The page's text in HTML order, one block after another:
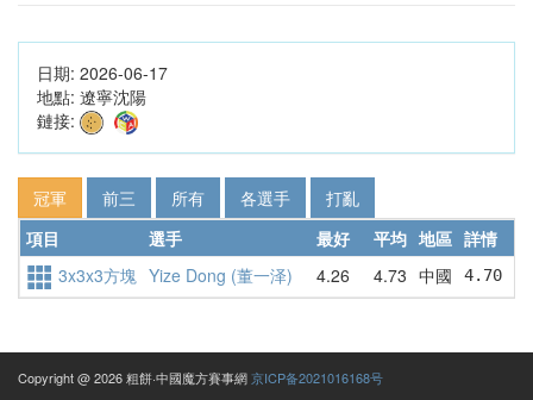
日期: 2026-06-17
地點: 遼寧沈陽
鏈接:
冠軍 前三 所有 各選手
打亂
項目
選手 最好 平均 地區 詳情
3x3x3方塊 Yize Dong (董一泽) 4.26 4.73 中國 4.70
Copyright @ 2026 粗餅·中國魔方賽事網京ICP备2021016168号